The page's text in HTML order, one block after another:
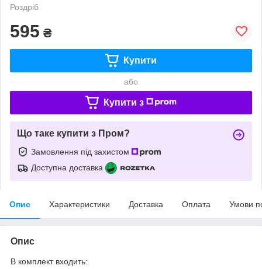
Роздріб
595 ₴
Купити
або
Купити з
Що таке купити з Пром?
Замовлення під захистом
Доступна доставка
Опис Характеристики Доставка Оплата Умови
Опис
В комплект входить: